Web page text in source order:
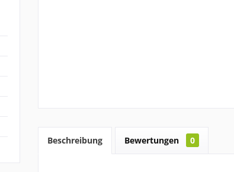
Beschreibung Bewertungen 0